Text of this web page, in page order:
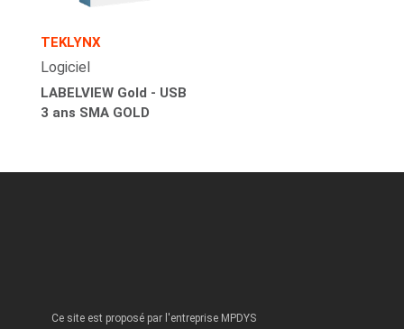
TEKLYNX
Logiciel
LABELVIEW Gold - USB
3 ans SMA GOLD
Ce site est proposé par l'entreprise MPDYS